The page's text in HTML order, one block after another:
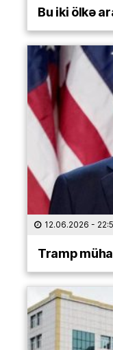
Bu iki ölkə
12.06.2026 -
Tramp